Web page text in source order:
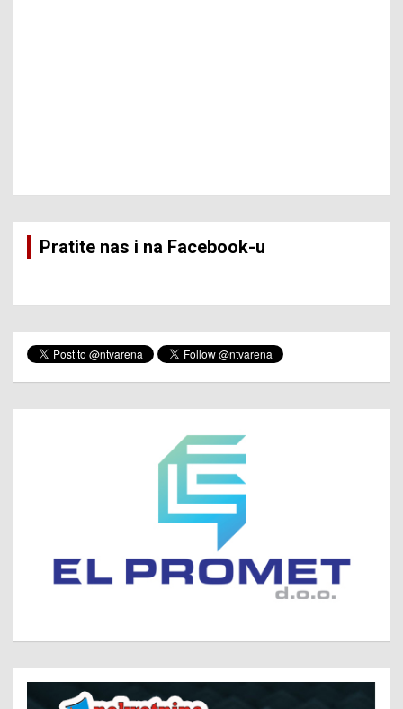
Pratite nas i na Facebook-u